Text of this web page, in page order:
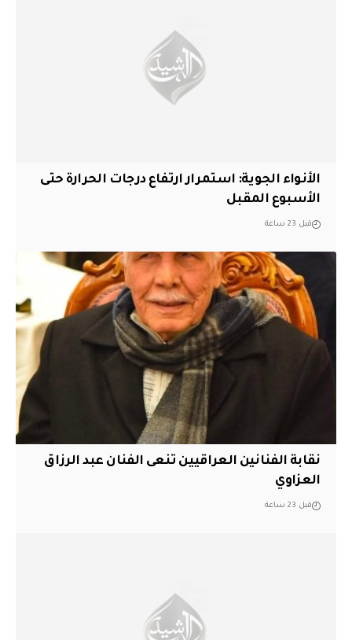
الأنواء الجوية: استمرار ارتفاع درجات الحرارة حتى
الأسبوع المقبل
قبل 23 ساعة
نقابة الفنانين العراقيين تنعى الفنان عبد الرزاق
العزاوي
قبل 23 ساعة